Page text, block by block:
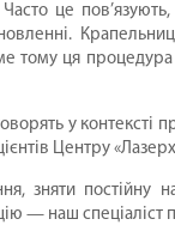
Часто це
тому ця
у контексті
Центру
зняти постійну
— наш спеціаліст